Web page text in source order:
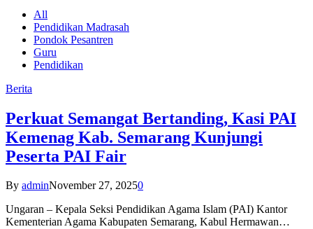
All
Pendidikan Madrasah
Pondok Pesantren
Guru
Pendidikan
Berita
Perkuat Semangat Bertanding, Kasi PAI
Kemenag Kab. Semarang Kunjungi
Peserta PAI Fair
By adminNovember 27, 20250
Ungaran – Kepala Seksi Pendidikan Agama Islam (PAI) Kantor
Kementerian Agama Kabupaten Semarang, Kabul Hermawan…